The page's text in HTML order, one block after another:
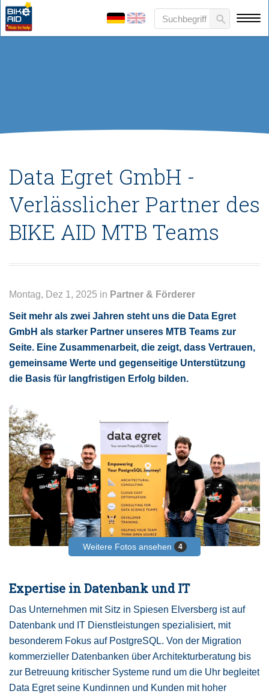
​Data Egret GmbH -
Verlässlicher Partner des
BIKE AID MTB Teams
Montag, Dez 1, 2025 in Partner & Förderer
Seit mehr als zwei Jahren steht uns die Data Egret
GmbH als starker Partner unseres MTB Teams zur
Seite. Eine Zusammenarbeit, die zeigt, dass Vertrauen,
gemeinsame Werte und gegenseitige Unterstützung
die Basis für langfristigen Erfolg bilden.
Weitere Fotos ansehen 4
Expertise in Datenbank und IT
Das Unternehmen mit Sitz in Spiesen Elversberg ist auf
Datenbank und IT Dienstleistungen spezialisiert, mit
besonderem Fokus auf PostgreSQL. Von der Migration
kommerzieller Datenbanken über Architekturberatung bis
zur Betreuung kritischer Systeme rund um die Uhr begleitet
Data Egret seine Kundinnen und Kunden mit hoher